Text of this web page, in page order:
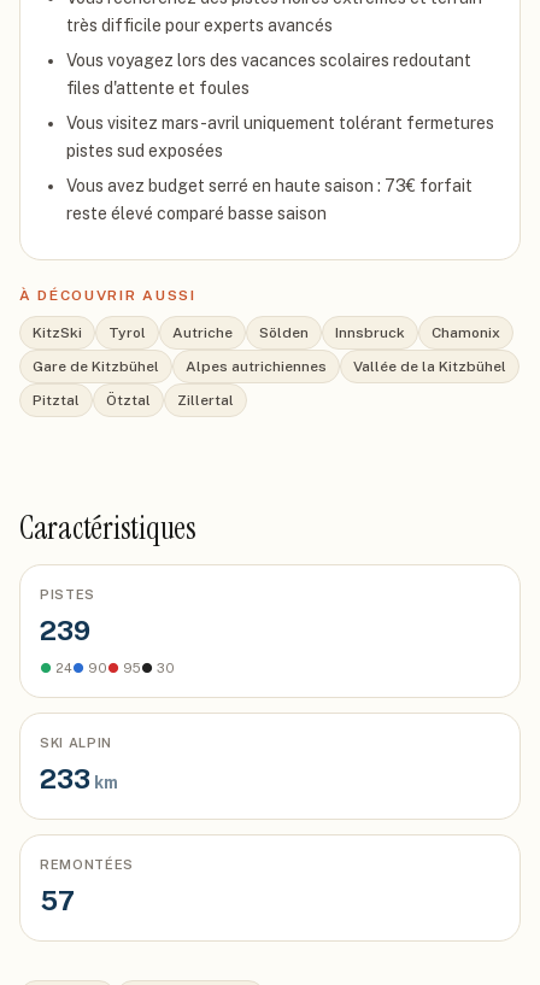
très difficile pour experts avancés
Vous voyagez lors des vacances scolaires redoutant
files d'attente et foules
Vous visitez mars-avril uniquement tolérant fermetures
pistes sud exposées
Vous avez budget serré en haute saison : 73€ forfait
reste élevé comparé basse saison
À DÉCOUVRIR AUSSI
KitzSki Tyrol Autriche Sölden Innsbruck
Chamonix
Gare de Kitzbühel
Alpes autrichiennes
Vallée de la Kitzbühel
Pitztal
Ötztal Zillertal
Caractéristiques
PISTES
239
● 24● 90● 95● 30
SKI ALPIN
233 km
REMONTÉES
57